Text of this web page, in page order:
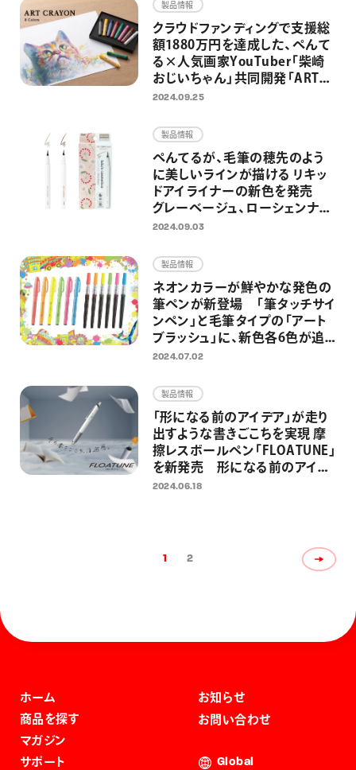
製品情報
クラウドファンディングで支援総
額1880万円を達成した、ぺんて
る×人気画家YouTuber「柴崎
おじいちゃん」共同開発「ART
CRAYON（アートクレヨン）」を一
く大人のためのアートワークショ
ップも開催
2024.09.25
製品情報
ぺんてるが、毛筆の穂先のよう
に美しいラインが描ける リキッ
ドアイライナーの新色を発売
グレーベージュ、ローシェンナの
2色を追加し全5色展開に
2024.09.03
製品情報
ネオンカラーが鮮やかな発色の
筆ペンが新登場 「筆タッチサイ
ンペン」と毛筆タイプの「アート
ブラッシュ」に、新色各6色が追
加
2024.07.02
製品情報
「形になる前のアイデア」が走り
出すような書きごこちを実現 摩
擦レスボールペン「FLOATUNE」
を新発売 形になる前のアイデ
アとメモに関する1000名意識調
2024.06.18
1 2
ホーム
商品を探す
マガジン
サポート
お知らせ
お問い合わせ
Global